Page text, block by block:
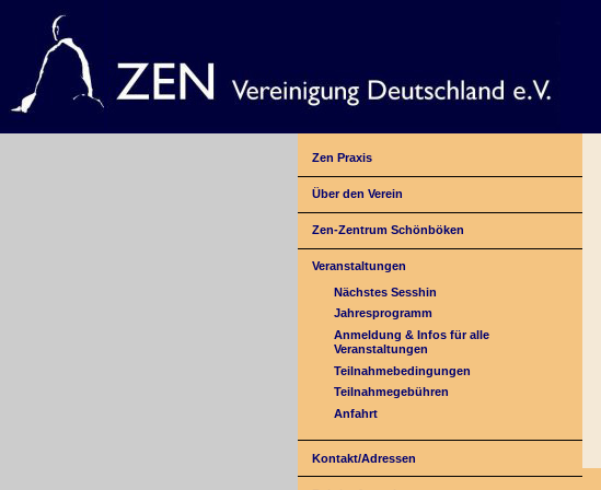
Zen Praxis
Über den Verein
Zen-Zentrum Schönböken
Veranstaltungen
Nächstes Sesshin
Jahresprogramm
Anmeldung & Infos für alle
Veranstaltungen
Teilnahmebedingungen
Teilnahmegebühren
Anfahrt
Kontakt/Adressen